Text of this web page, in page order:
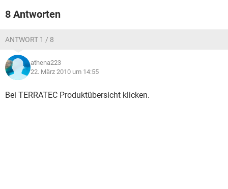
8 Antworten
ANTWORT 1 / 8
athena223
22. März 2010 um 14:55
Bei TERRATEC Produktübersicht klicken.